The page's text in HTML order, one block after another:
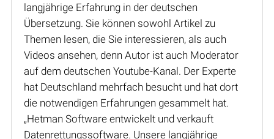
langjährige Erfahrung in der deutschen
Übersetzung. Sie können sowohl Artikel zu
Themen lesen, die Sie interessieren, als auch
Videos ansehen, denn Autor ist auch Moderator
auf dem deutschen Youtube-Kanal. Der Experte
hat Deutschland mehrfach besucht und hat dort
die notwendigen Erfahrungen gesammelt hat.
„Hetman Software entwickelt und verkauft
Datenrettungssoftware. Unsere langjährige